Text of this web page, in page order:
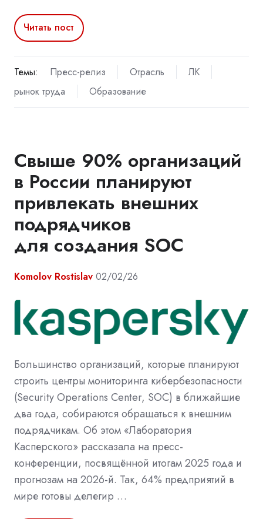
Читать пост
Темы: Пресс-релиз Отрасль
ЛК
рынок труда
Образование
Свыше 90% организаций
в России планируют
привлекать внешних
подрядчиков
для создания SOC
Komolov Rostislav 02/02/26
Большинство организаций, которые планируют
строить центры мониторинга кибербезопасности
(Security Operations Center, SOC) в ближайшие
два года, собираются обращаться к внешним
подрядчикам. Об этом «Лаборатория
Касперского» рассказала на пресс-
конференции, посвящённой итогам 2025 года и
прогнозам на 2026-й. Так, 64% предприятий в
мире готовы делегир …